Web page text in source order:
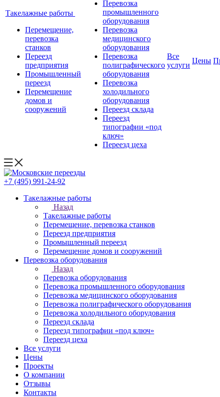
Такелажные работы
Перемещение,
перевозка
станков
Переезд
предприятия
Промышленный
переезд
Перемещение
домов и
сооружений
Перевозка
промышленного
оборудования
Перевозка
медицинского
оборудования
Перевозка
полиграфического
оборудования
Перевозка
холодильного
оборудования
Переезд склада
Переезд
типографии «под
ключ»
Переезд цеха
Все
услуги
Цены
+7 (495) 991-24-92
Такелажные работы
Назад
Такелажные работы
Перемещение, перевозка станков
Переезд предприятия
Промышленный переезд
Перемещение домов и сооружений
Перевозка оборудования
Назад
Перевозка оборудования
Перевозка промышленного оборудования
Перевозка медицинского оборудования
Перевозка полиграфического оборудования
Перевозка холодильного оборудования
Переезд склада
Переезд типографии «под ключ»
Переезд цеха
Все услуги
Цены
Проекты
О компании
Отзывы
Контакты